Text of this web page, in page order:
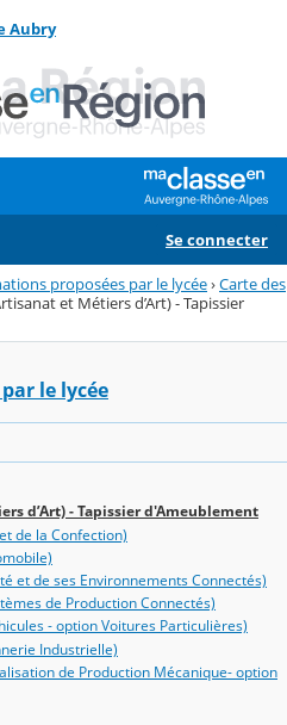
Aubry
Se connecter
proposées par le lycée›Carte des
et Métiers d’Art) - Tapissier
le lycée
d’Art) - Tapissier d'Ameublement
de la Confection)
et de ses Environnements Connectés)
de Production Connectés)
- option Voitures Particulières)
Industrielle)
de Production Mécanique- option